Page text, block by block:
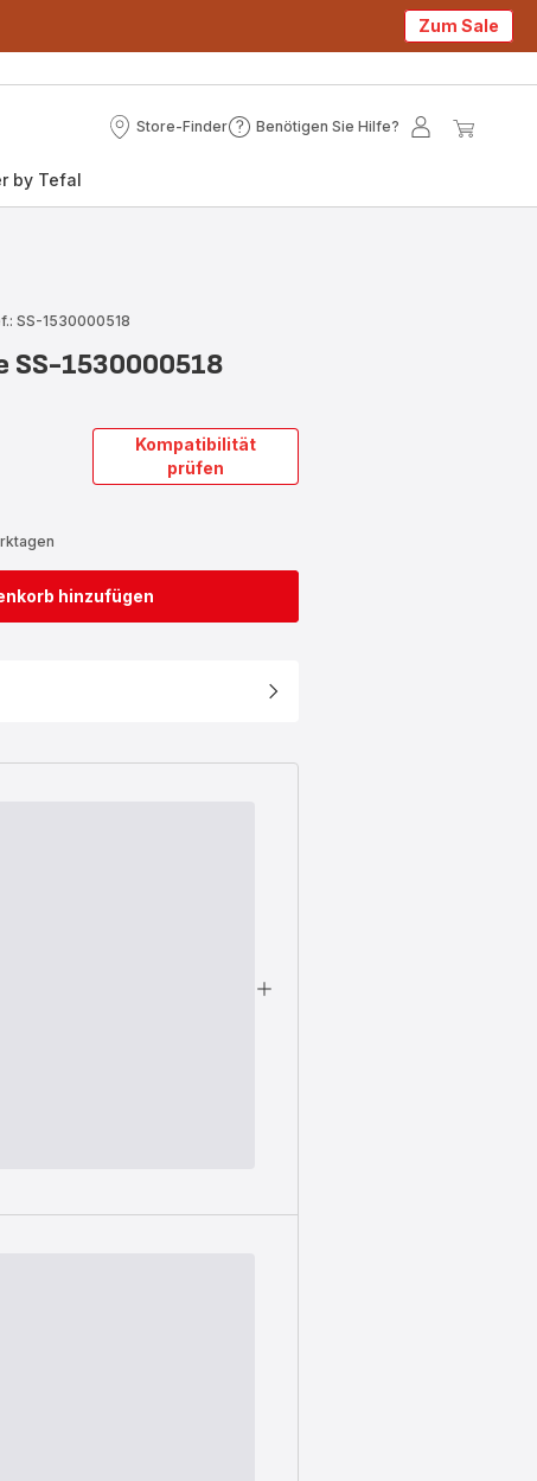
Zum Sale
Store-Finder
Store-
Benötigen Sie Hilfe?
Benötigen
Mein
by Tefal
SS-1530000518
SS-1530000518
Kompatibilität
prüfen
hinzufügen